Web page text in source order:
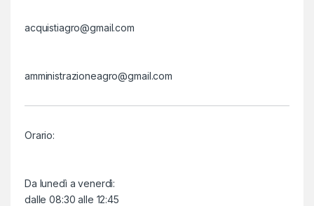
acquistiagro@gmail.com
amministrazioneagro@gmail.com
Orario:
Da lunedì a venerdì:
dalle 08:30 alle 12:45